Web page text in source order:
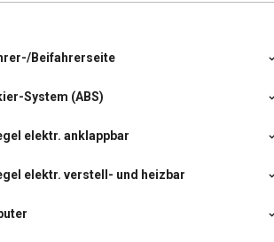
Beifahrerseite
System (ABS)
elektr. anklappbar
elektr. verstell- und heizbar